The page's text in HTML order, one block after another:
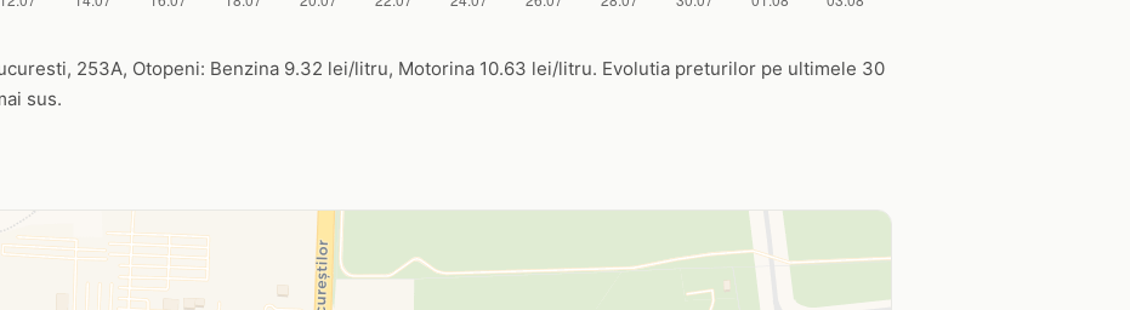
253A, Otopeni: Benzina 9.32 lei/litru, Motorina 10.63 lei/litru. Evolutia preturilor pe ultimele 30
sus.